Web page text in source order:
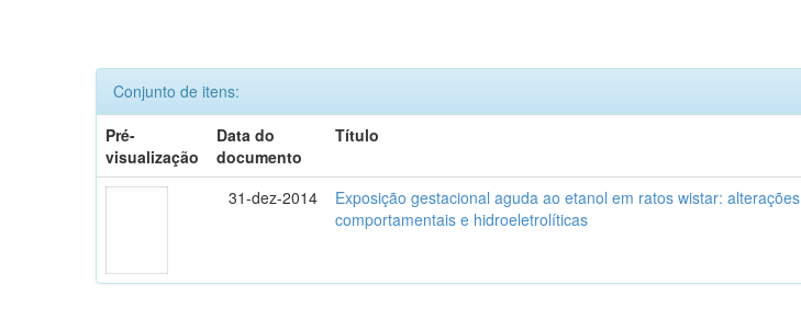
Conjunto de itens:
Pré-
visualização
Data do
documento
Título
31-dez-2014
Exposição gestacional aguda ao etanol em ratos wistar: alterações
comportamentais e hidroeletrolíticas